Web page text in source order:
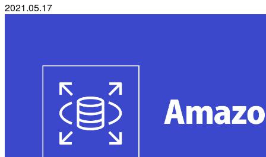
2021.05.17